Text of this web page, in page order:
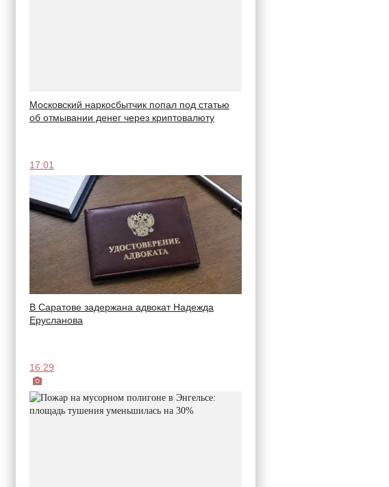
Московский наркосбытчик попал под статью
об отмывании денег через криптовалюту
17:01
В Саратове задержана адвокат Надежда
Ерусланова
16:29